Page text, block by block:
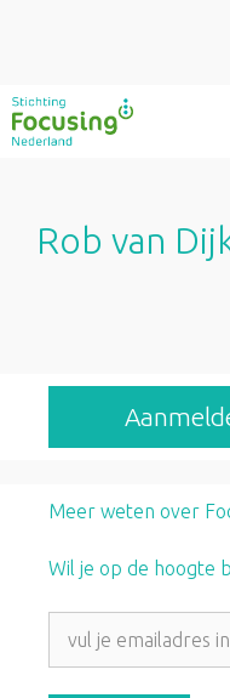
Ga
naar
Rob van
Meer weten over
Wil je op de hoogte